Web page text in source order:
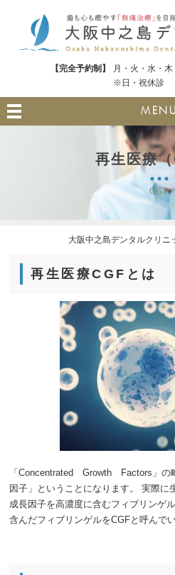
【完全予約制】
月・火・水・
※日・祝休診
MENU
再生医療（
CGF
大阪中之島デンタルクリニ
再生医療CGFとは
「Concentrated Growth Factors」の
因子」ということになります。 実際に
成長因子を高濃度に含むフィブリンゲ
含んだフィブリンゲルをCGFと呼んでい